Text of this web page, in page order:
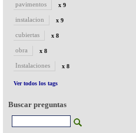
pavimentos x 9
instalacion x 9
cubiertas x 8
obra x 8
Instalaciones x 8
Ver todos los tags
Buscar preguntas